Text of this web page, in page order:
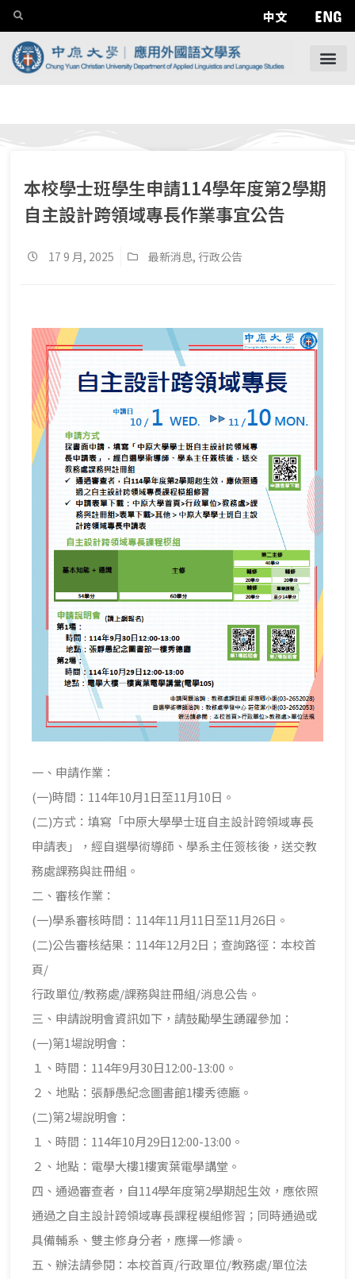
中文 ENG
本校學士班學生申請114學年度第2學期
自主設計跨領域專長作業事宜公告
17 9 月, 2025 最新消息, 行政公告
一、申請作業：
(一)時間：114年10月1日至11月10日。
(二)方式：填寫「中原大學學士班自主設計跨領域專長
申請表」，經自選學術導師、學系主任簽核後，送交教
務處課務與註冊組。
二、審核作業：
(一)學系審核時間：114年11月11日至11月26日。
(二)公告審核結果：114年12月2日；查詢路徑：本校首
頁/
行政單位/教務處/課務與註冊組/消息公告。
三、申請說明會資訊如下，請鼓勵學生踴躍參加：
(一)第1場說明會：
１、時間：114年9月30日12:00-13:00。
２、地點：張靜愚紀念圖書館1樓秀德廳。
(二)第2場說明會：
１、時間：114年10月29日12:00-13:00。
２、地點：電學大樓1樓寅葉電學講堂。
四、通過審查者，自114學年度第2學期起生效，應依照
通過之自主設計跨領域專長課程模組修習；同時通過或
具備輔系、雙主修身分者，應擇一修讀。
五、辦法請參閱：本校首頁/行政單位/教務處/單位法